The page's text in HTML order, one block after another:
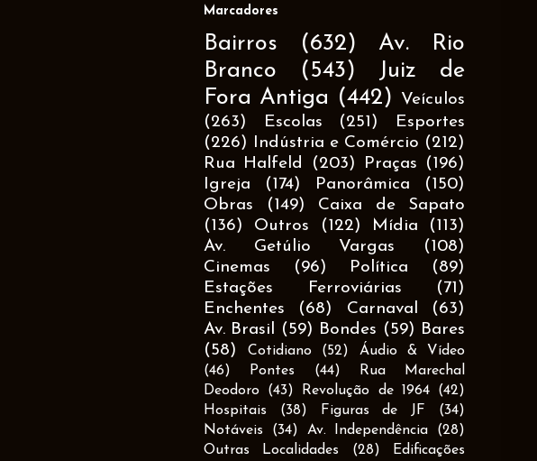
Marcadores
Bairros (632)
Av. Rio
Branco
(543)
Juiz de
Fora Antiga (442)
Veículos
(263)
Escolas (251)
Esportes
(226)
Indústria e Comércio (212)
Rua Halfeld
(203) Praças
(196)
Igreja
(174) Panorâmica
(150)
Obras
(149)
Caixa de Sapato
(136)
Outros (122) Mídia
(113)
Av. Getúlio Vargas
(108)
Cinemas
(96) Política
(89)
Estações Ferroviárias
(71)
Enchentes
(68) Carnaval
(63)
Av. Brasil
(59) Bondes (59) Bares
(58)
Cotidiano (52)
Áudio & Vídeo
(46)
Pontes (44)
Rua Marechal
Deodoro
(43) Revolução de 1964
(42)
Hospitais
(38) Figuras de JF
(34)
Notáveis
(34) Av. Independência
(28)
Outras Localidades
(28)
Edificações